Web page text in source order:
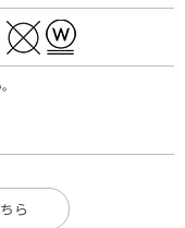
ら